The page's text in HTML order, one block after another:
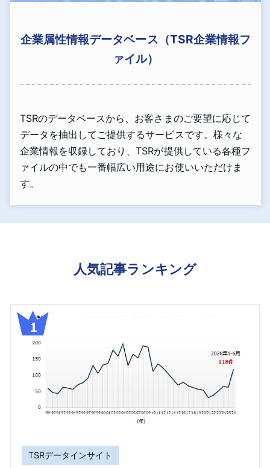
企業属性情報データベース（TSR企業情報フ
ァイル）
TSRのデータベースから、お客さまのご要望に応じて
データを抽出してご提供するサービスです。様々な
企業情報を収録しており、TSRが提供している各種フ
ァイルの中でも一番幅広い用途にお使いいただけま
す。
人気記事ランキング
TSRデータインサイト